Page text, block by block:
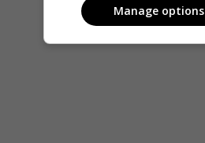
Manage options